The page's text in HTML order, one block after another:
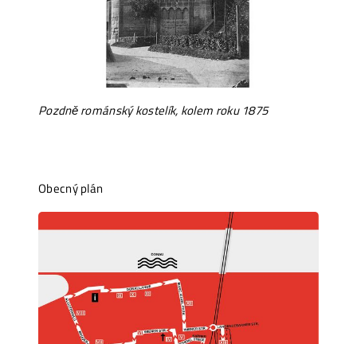
Pozdně románský kostelík, kolem roku 1875
Obecný plán